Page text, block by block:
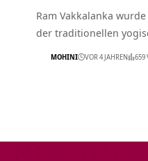
Ram Vakkalanka
der traditionellen
MOHINI VOR 4 JAHREN 659